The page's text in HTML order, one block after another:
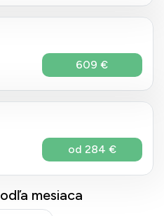
609 €
od 284 €
mesiaca